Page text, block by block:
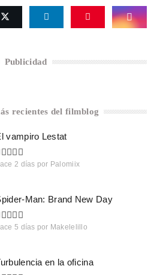
Publicidad
recientes del filmblog
vampiro Lestat
2 días por Palomiix
Man: Brand New Day
5 días por Makelelillo
en la oficina